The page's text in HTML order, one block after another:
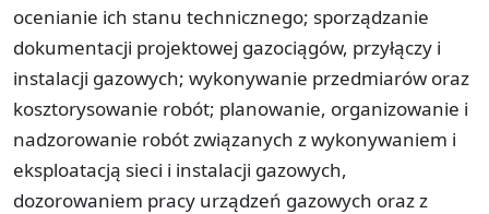
ocenianie ich stanu technicznego; sporządzanie
dokumentacji projektowej gazociągów, przyłączy i
instalacji gazowych; wykonywanie przedmiarów oraz
kosztorysowanie robót; planowanie, organizowanie i
nadzorowanie robót związanych z wykonywaniem i
eksploatacją sieci i instalacji gazowych,
dozorowaniem pracy urządzeń gazowych oraz z